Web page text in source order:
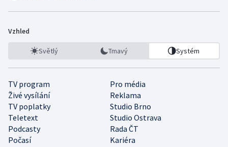
Vzhled
Světlý Tmavý Systém
TV program
Pro média
Živé vysílání
Reklama
TV poplatky
Studio Brno
Teletext
Studio Ostrava
Podcasty
Rada ČT
Počasí
Kariéra